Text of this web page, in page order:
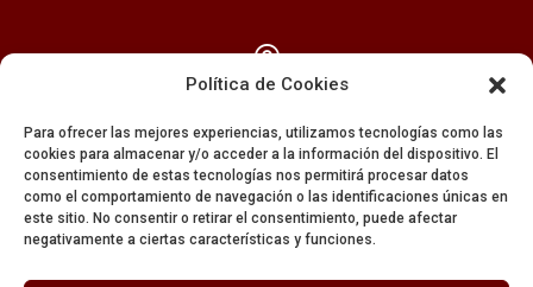
Política de Cookies
Para ofrecer las mejores experiencias, utilizamos tecnologías como las
cookies para almacenar y/o acceder a la información del dispositivo. El
consentimiento de estas tecnologías nos permitirá procesar datos
como el comportamiento de navegación o las identificaciones únicas en
este sitio. No consentir o retirar el consentimiento, puede afectar
negativamente a ciertas características y funciones.

954 229 437

608 84 84 82